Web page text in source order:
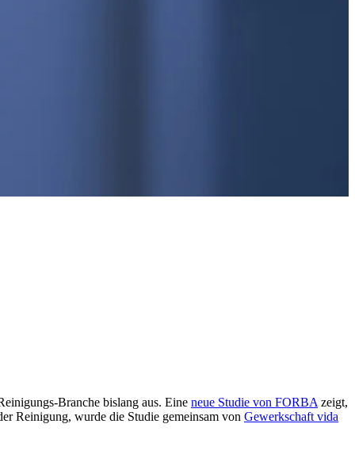
Branche bislang aus. Eine neue Studie von FORBA zeigt,
Reinigung, wurde die Studie gemeinsam von Gewerkschaft vida